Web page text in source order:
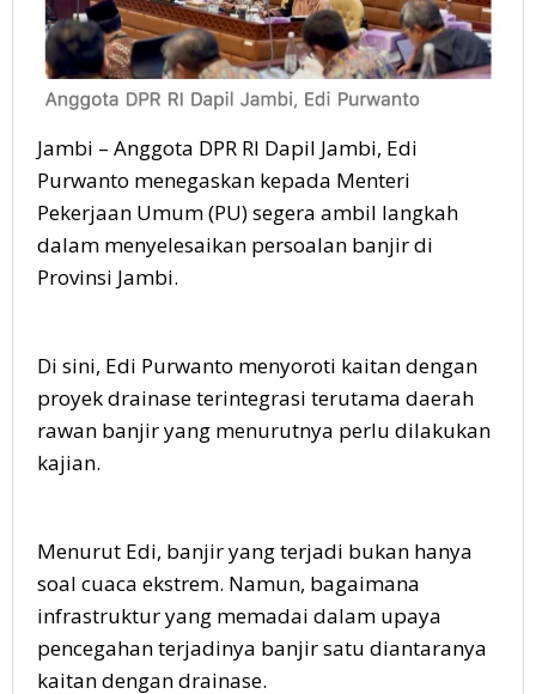
Jambi – Anggota DPR RI Dapil Jambi, Edi
Purwanto menegaskan kepada Menteri
Pekerjaan Umum (PU) segera ambil langkah
dalam menyelesaikan persoalan banjir di
Provinsi Jambi.
Di sini, Edi Purwanto menyoroti kaitan dengan
proyek drainase terintegrasi terutama daerah
rawan banjir yang menurutnya perlu dilakukan
kajian.
Menurut Edi, banjir yang terjadi bukan hanya
soal cuaca ekstrem. Namun, bagaimana
infrastruktur yang memadai dalam upaya
pencegahan terjadinya banjir satu diantaranya
kaitan dengan drainase.